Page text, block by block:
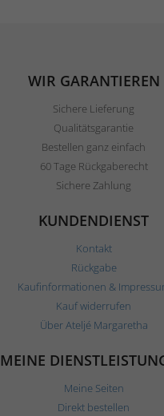
WIR GARANTIEREN
Sichere Lieferung
Qualitätsgarantie
Bestellen ganz einfach
60 Tage Rückgaberecht
Sichere Zahlung
KUNDENDIENST
Kontakt
Rückgabe
Kaufinformationen &
Kauf widerrufen
Über Ateljé Margaretha
MEINE
Meine Seiten
Direkt bestellen